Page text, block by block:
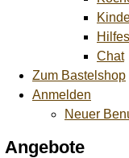
Chat
Zum Bastelshop
Anmelden
Neuer
Angebote